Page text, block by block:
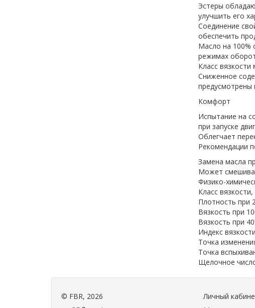
Эстеры
улучшить его
Соединение
обеспечить
Масло на 100%
режимах
Класс
Сниженное
Комфорт
Испытание на
при запуске
Облегчает
Рекомендации
Замена масла
Может
Физико-
Класс вязкости,
Плотность при
Вязкость при
Вязкость при
Индекс
Точка
Точка
Щелочное
© FBR, 2026
Личный